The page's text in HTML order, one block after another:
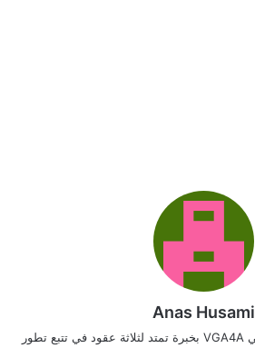
Anas Husami
"محرر وناقد ألعاب فيديو في VGA4A بخبرة تمتد لثلاثة عقود في تتبع تطور